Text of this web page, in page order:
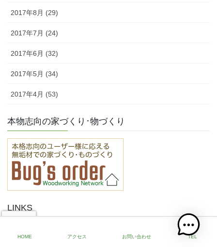
2017年8月 (29)
2017年7月 (24)
2017年6月 (32)
2017年5月 (34)
2017年4月 (53)
本物志向の家づくり･物づくり
LINKS
HOME アクセス お問い合わせ TEL